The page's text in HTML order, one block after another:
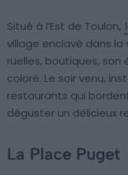
Situé à l’Est de Toulon,
village enclavé dans la
ruelles, boutiques,
coloré. Le soir venu,
restaurants qui
déguster un délicieux
La Place Puget